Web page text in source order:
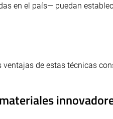
en el país— puedan
de estas técnicas